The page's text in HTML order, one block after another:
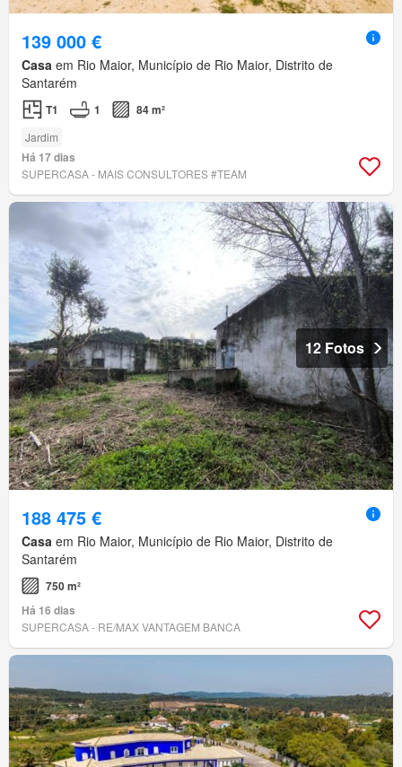
139 000 €
Casa em Rio Maior, Município de Rio Maior, Distrito de
Santarém
T1 1 84 m²
Jardim
Há 17 dias
SUPERCASA - MAIS CONSULTORES #TEAM
12 Fotos
188 475 €
Casa em Rio Maior, Município de Rio Maior, Distrito de
Santarém
750 m²
Há 16 dias
SUPERCASA - RE/MAX VANTAGEM BANCA